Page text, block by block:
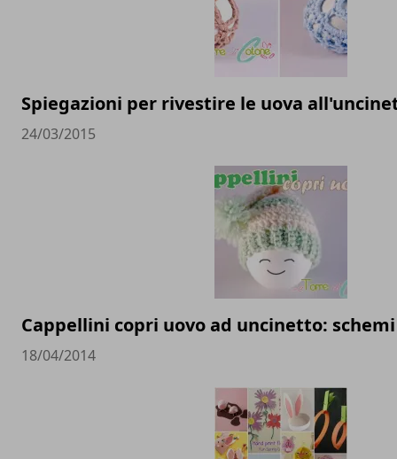
Spiegazioni per rivestire le uova
24/03/2015
Cappellini copri uovo ad uncinetto:
18/04/2014